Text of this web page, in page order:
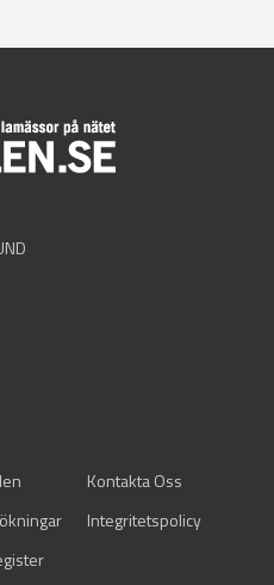
Kontakta Oss
Integritetspolicy